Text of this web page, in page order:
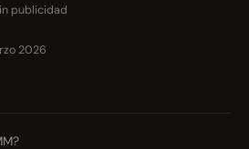
publicidad
2026